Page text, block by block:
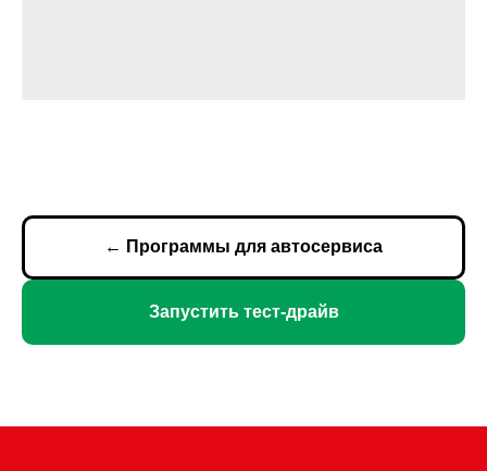
← Программы для автосервиса
Запустить тест-драйв